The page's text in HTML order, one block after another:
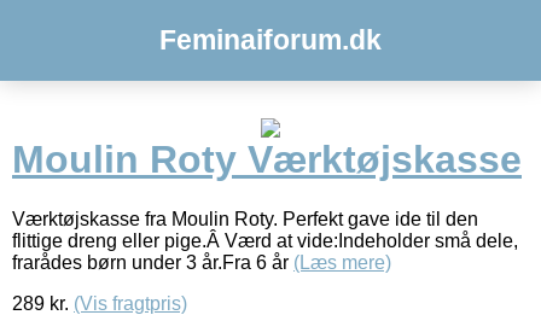
Feminaiforum.dk
Moulin Roty Værktøjskasse
Værktøjskasse fra Moulin Roty. Perfekt gave ide til den
flittige dreng eller pige.Â Værd at vide:Indeholder små dele,
frarådes børn under 3 år.Fra 6 år (Læs mere)
289 kr. (Vis fragtpris)